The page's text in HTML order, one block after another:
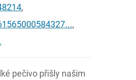
,
,
pečivo přišly našim